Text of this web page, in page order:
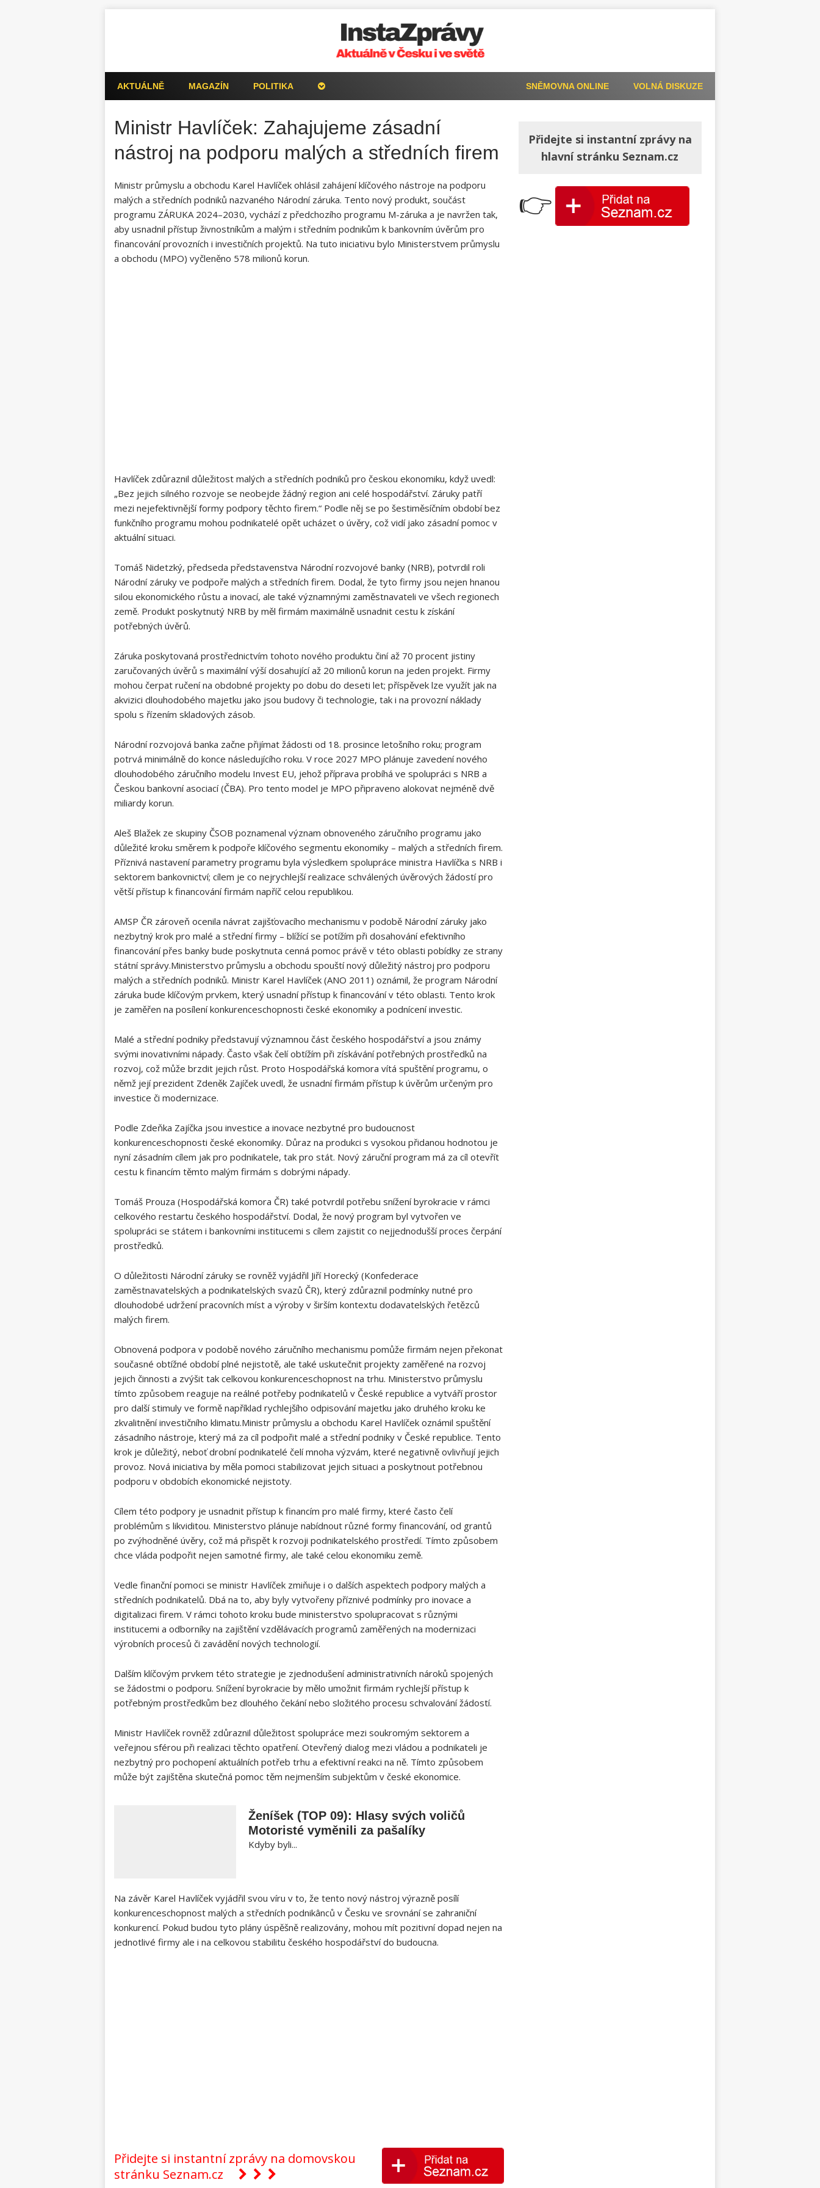
AKTUÁLNĚ MAGAZÍN POLITIKA VOLNÁ DISKUZE
SNĚMOVNA ONLINE
Ministr Havlíček: Zahajujeme zásadní
nástroj na podporu malých a středních firem
Ministr průmyslu a obchodu Karel Havlíček ohlásil zahájení klíčového nástroje na podporu
malých a středních podniků nazvaného Národní záruka. Tento nový produkt, součást
programu ZÁRUKA 2024–2030, vychází z předchozího programu M-záruka a je navržen tak,
aby usnadnil přístup živnostníkům a malým i středním podnikům k bankovním úvěrům pro
financování provozních i investičních projektů. Na tuto iniciativu bylo Ministerstvem průmyslu
a obchodu (MPO) vyčleněno 578 milionů korun.
Havlíček zdůraznil důležitost malých a středních podniků pro českou ekonomiku, když uvedl:
„Bez jejich silného rozvoje se neobejde žádný region ani celé hospodářství. Záruky patří
mezi nejefektivnější formy podpory těchto firem.“ Podle něj se po šestiměsíčním období bez
funkčního programu mohou podnikatelé opět ucházet o úvěry, což vidí jako zásadní pomoc v
aktuální situaci.
Tomáš Nidetzký, předseda představenstva Národní rozvojové banky (NRB), potvrdil roli
Národní záruky ve podpoře malých a středních firem. Dodal, že tyto firmy jsou nejen hnanou
silou ekonomického růstu a inovací, ale také významnými zaměstnavateli ve všech regionech
země. Produkt poskytnutý NRB by měl firmám maximálně usnadnit cestu k získání
potřebných úvěrů.
Záruka poskytovaná prostřednictvím tohoto nového produktu činí až 70 procent jistiny
zaručovaných úvěrů s maximální výší dosahující až 20 milionů korun na jeden projekt. Firmy
mohou čerpat ručení na obdobné projekty po dobu do deseti let; příspěvek lze využít jak na
akvizici dlouhodobého majetku jako jsou budovy či technologie, tak i na provozní náklady
spolu s řízením skladových zásob.
Národní rozvojová banka začne přijímat žádosti od 18. prosince letošního roku; program
potrvá minimálně do konce následujícího roku. V roce 2027 MPO plánuje zavedení nového
dlouhodobého záručního modelu Invest EU, jehož příprava probíhá ve spolupráci s NRB a
Českou bankovní asociací (ČBA). Pro tento model je MPO připraveno alokovat nejméně dvě
miliardy korun.
Aleš Blažek ze skupiny ČSOB poznamenal význam obnoveného záručního programu jako
důležité kroku směrem k podpoře klíčového segmentu ekonomiky – malých a středních firem.
Příznivá nastavení parametry programu byla výsledkem spolupráce ministra Havlíčka s NRB i
sektorem bankovnictví; cílem je co nejrychlejší realizace schválených úvěrových žádostí pro
větší přístup k financování firmám napříč celou republikou.
AMSP ČR zároveň ocenila návrat zajišťovacího mechanismu v podobě Národní záruky jako
nezbytný krok pro malé a střední firmy – blížící se potížím při dosahování efektivního
financování přes banky bude poskytnuta cenná pomoc právě v této oblasti pobídky ze strany
státní správy.Ministerstvo průmyslu a obchodu spouští nový důležitý nástroj pro podporu
malých a středních podniků. Ministr Karel Havlíček (ANO 2011) oznámil, že program Národní
záruka bude klíčovým prvkem, který usnadní přístup k financování v této oblasti. Tento krok
je zaměřen na posílení konkurenceschopnosti české ekonomiky a podnícení investic.
Malé a střední podniky představují významnou část českého hospodářství a jsou známy
svými inovativními nápady. Často však čelí obtížím při získávání potřebných prostředků na
rozvoj, což může brzdit jejich růst. Proto Hospodářská komora vítá spuštění programu, o
němž její prezident Zdeněk Zajíček uvedl, že usnadní firmám přístup k úvěrům určeným pro
investice či modernizace.
Podle Zdeňka Zajíčka jsou investice a inovace nezbytné pro budoucnost
konkurenceschopnosti české ekonomiky. Důraz na produkci s vysokou přidanou hodnotou je
nyní zásadním cílem jak pro podnikatele, tak pro stát. Nový záruční program má za cíl otevřít
cestu k financím těmto malým firmám s dobrými nápady.
Tomáš Prouza (Hospodářská komora ČR) také potvrdil potřebu snížení byrokracie v rámci
celkového restartu českého hospodářství. Dodal, že nový program byl vytvořen ve
spolupráci se státem i bankovními institucemi s cílem zajistit co nejjednodušší proces čerpání
prostředků.
O důležitosti Národní záruky se rovněž vyjádřil Jiří Horecký (Konfederace
zaměstnavatelských a podnikatelských svazů ČR), který zdůraznil podmínky nutné pro
dlouhodobé udržení pracovních míst a výroby v širším kontextu dodavatelských řetězců
malých firem.
Obnovená podpora v podobě nového záručního mechanismu pomůže firmám nejen překonat
současné obtížné období plné nejistotě, ale také uskutečnit projekty zaměřené na rozvoj
jejich činnosti a zvýšit tak celkovou konkurenceschopnost na trhu. Ministerstvo průmyslu
tímto způsobem reaguje na reálné potřeby podnikatelů v České republice a vytváří prostor
pro další stimuly ve formě například rychlejšího odpisování majetku jako druhého kroku ke
zkvalitnění investičního klimatu.Ministr průmyslu a obchodu Karel Havlíček oznámil spuštění
zásadního nástroje, který má za cíl podpořit malé a střední podniky v České republice. Tento
krok je důležitý, neboť drobní podnikatelé čelí mnoha výzvám, které negativně ovlivňují jejich
provoz. Nová iniciativa by měla pomoci stabilizovat jejich situaci a poskytnout potřebnou
podporu v obdobích ekonomické nejistoty.
Cílem této podpory je usnadnit přístup k financím pro malé firmy, které často čelí
problémům s likviditou. Ministerstvo plánuje nabídnout různé formy financování, od grantů
po zvýhodněné úvěry, což má přispět k rozvoji podnikatelského prostředí. Tímto způsobem
chce vláda podpořit nejen samotné firmy, ale také celou ekonomiku země.
Vedle finanční pomoci se ministr Havlíček zmiňuje i o dalších aspektech podpory malých a
středních podnikatelů. Dbá na to, aby byly vytvořeny příznivé podmínky pro inovace a
digitalizaci firem. V rámci tohoto kroku bude ministerstvo spolupracovat s různými
institucemi a odborníky na zajištění vzdělávacích programů zaměřených na modernizaci
výrobních procesů či zavádění nových technologií.
Dalším klíčovým prvkem této strategie je zjednodušení administrativních nároků spojených
se žádostmi o podporu. Snížení byrokracie by mělo umožnit firmám rychlejší přístup k
potřebným prostředkům bez dlouhého čekání nebo složitého procesu schvalování žádostí.
Ministr Havlíček rovněž zdůraznil důležitost spolupráce mezi soukromým sektorem a
veřejnou sférou při realizaci těchto opatření. Otevřený dialog mezi vládou a podnikateli je
nezbytný pro pochopení aktuálních potřeb trhu a efektivní reakci na ně. Tímto způsobem
může být zajištěna skutečná pomoc těm nejmenším subjektům v české ekonomice.
Ženíšek (TOP 09): Hlasy svých voličů
Motoristé vyměnili za pašalíky
Kdyby byli...
Na závěr Karel Havlíček vyjádřil svou víru v to, že tento nový nástroj výrazně posílí
konkurenceschopnost malých a středních podnikânců v Česku ve srovnání se zahraniční
konkurencí. Pokud budou tyto plány úspěšně realizovány, mohou mít pozitivní dopad nejen na
jednotlivé firmy ale i na celkovou stabilitu českého hospodářství do budoucna.
Přidejte si instantní zprávy na domovskou
stránku Seznam.cz
Přidejte si instantní zprávy na
hlavní stránku Seznam.cz
👉